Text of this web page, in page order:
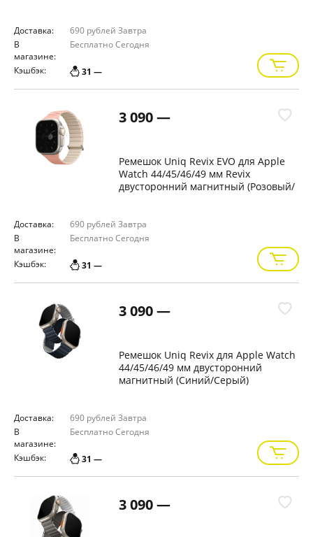
Доставка: 690 рублей Завтра
В
магазине:
БесплатноСегодня
Кэшбэк: 31 —
3 090 —
Ремешок Uniq Revix EVO для Apple
Watch 44/45/46/49 мм Revix
двусторонний магнитный (Розовый/
Доставка: 690 рублей Завтра
В
магазине:
БесплатноСегодня
Кэшбэк: 31 —
3 090 —
Ремешок Uniq Revix для Apple Watch
44/45/46/49 мм двусторонний
магнитный (Синий/Серый)
Доставка: 690 рублей Завтра
В
магазине:
БесплатноСегодня
Кэшбэк: 31 —
3 090 —